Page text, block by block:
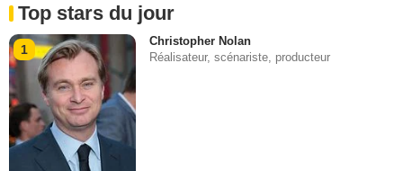
Top stars du jour
1
Christopher Nolan
Réalisateur, scénariste, producteur